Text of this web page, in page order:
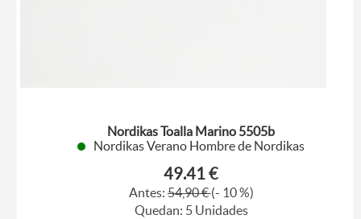
Nordikas Toalla Marino 5505b
Nordikas Verano Hombre de Nordikas
49.41 €
Antes:54,90 €(- 10 %)
Quedan: 5 Unidades